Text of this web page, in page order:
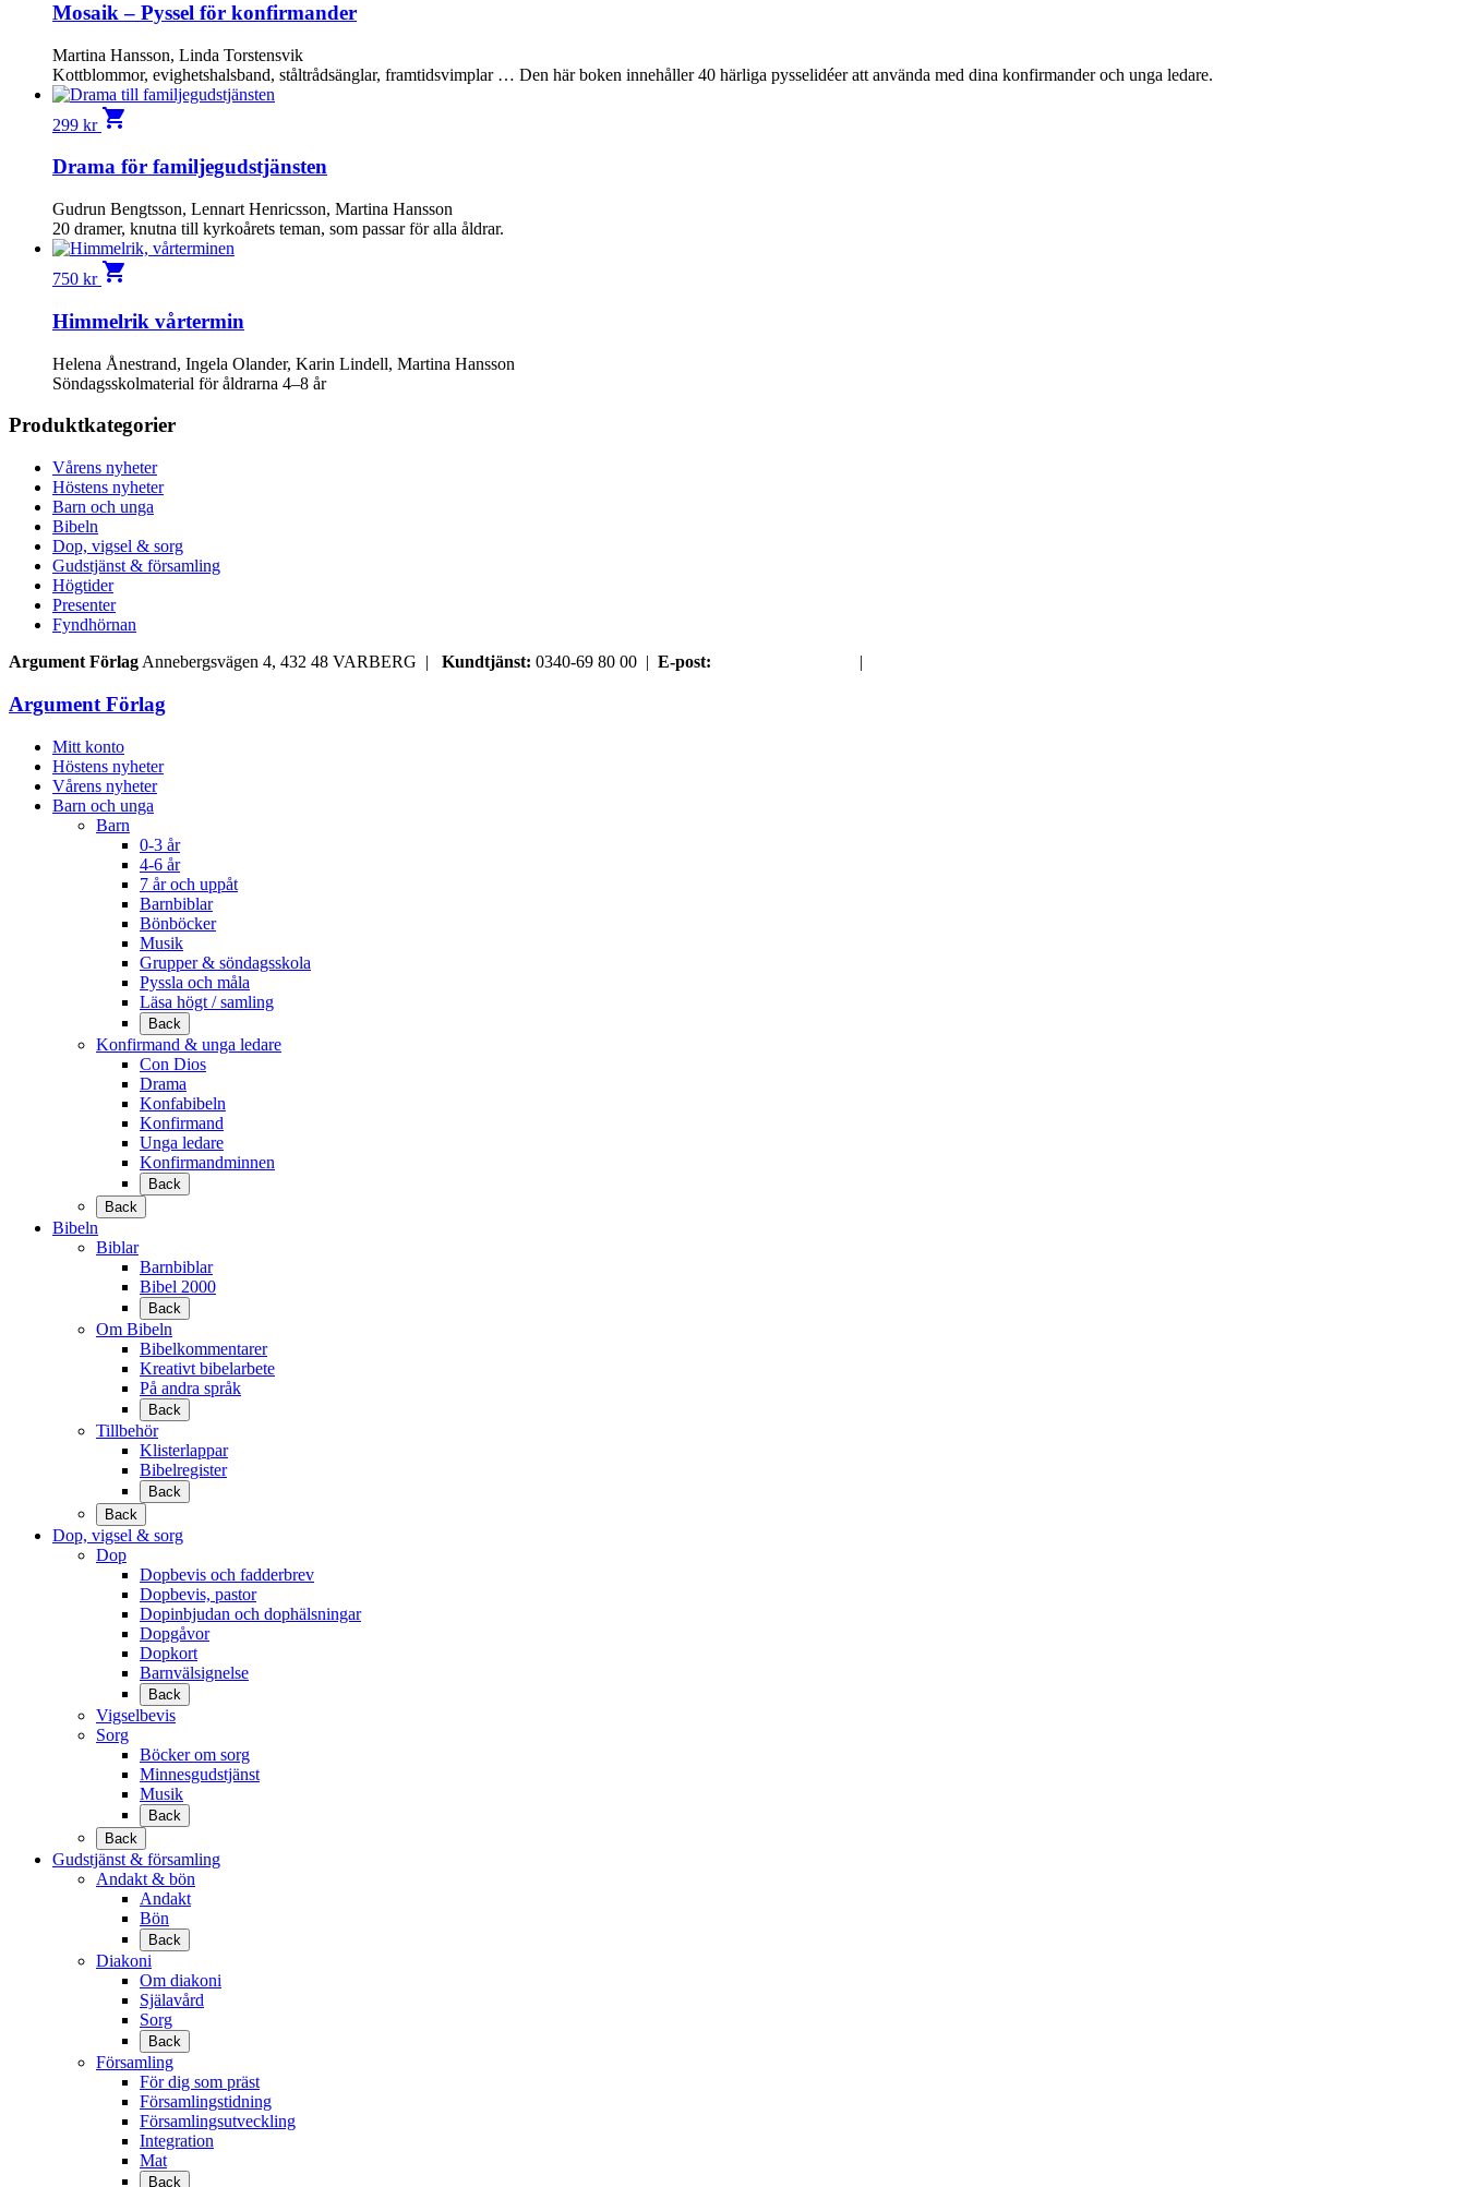
Mosaik – Pyssel för konfirmander
Martina Hansson, Linda Torstensvik
Kottblommor, evighetshalsband, ståltrådsänglar, framtidsvimplar … Den här boken innehåller 40 härliga pysselidéer att använda med dina konfirmander och unga ledare.
299 kr shopping_cart
Drama för familjegudstjänsten
Gudrun Bengtsson, Lennart Henricsson, Martina Hansson
20 dramer, knutna till kyrkoårets teman, som passar för alla åldrar.
750 kr shopping_cart
Himmelrik vårtermin
Helena Ånestrand, Ingela Olander, Karin Lindell, Martina Hansson
Söndagsskolmaterial för åldrarna 4–8 år
Produktkategorier
Vårens nyheter
Höstens nyheter
Barn och unga
Bibeln
Dop, vigsel & sorg
Gudstjänst & församling
Högtider
Presenter
Fyndhörnan
Argument Förlag Annebergsvägen 4, 432 48 VARBERG | Kundtjänst: 0340-69 80 00 | E-post: |
Argument Förlag
Mitt konto
Höstens nyheter
Vårens nyheter
Barn och unga
Barn
0-3 år
4-6 år
7 år och uppåt
Barnbiblar
Bönböcker
Musik
Grupper & söndagsskola
Pyssla och måla
Läsa högt / samling
Back
Konfirmand & unga ledare
Con Dios
Drama
Konfabibeln
Konfirmand
Unga ledare
Konfirmandminnen
Back
Back
Bibeln
Biblar
Barnbiblar
Bibel 2000
Back
Om Bibeln
Bibelkommentarer
Kreativt bibelarbete
På andra språk
Back
Tillbehör
Klisterlappar
Bibelregister
Back
Back
Dop, vigsel & sorg
Dop
Dopbevis och fadderbrev
Dopbevis, pastor
Dopinbjudan och dophälsningar
Dopgåvor
Dopkort
Barnvälsignelse
Back
Vigselbevis
Sorg
Böcker om sorg
Minnesgudstjänst
Musik
Back
Back
Gudstjänst & församling
Andakt & bön
Andakt
Bön
Back
Diakoni
Om diakoni
Själavård
Sorg
Back
Församling
För dig som präst
Församlingstidning
Församlingsutveckling
Integration
Mat
Back